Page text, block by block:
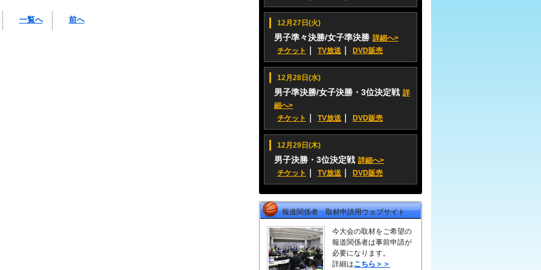
一覧へ 前へ 12月27日(火)
男子準々決勝/女子準決勝 詳細へ>
チケット
TV放送 DVD販売
12月28日(水)
男子準決勝/女子決勝・3位決定戦 詳
細へ>
チケット
TV放送 DVD販売
12月29日(木)
男子決勝・3位決定戦 詳細へ>
チケット
TV放送 DVD販売
報道関係者 取材申請用ウェブサイト
今大会の取材をご希望の
報道関係者は事前申請が
必要になります。
詳細はこちら＞＞